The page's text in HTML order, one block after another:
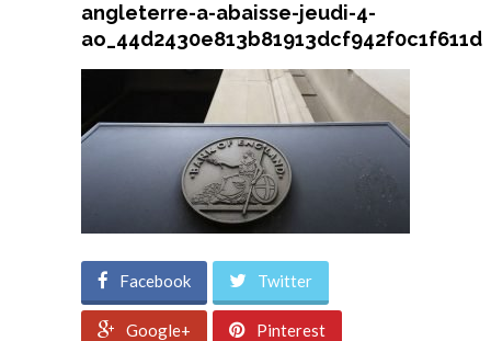
angleterre-a-abaisse-jeudi-4-
ao_44d2430e813b81913dcf942f0c1f611d
Facebook Twitter
Google+ Pinterest